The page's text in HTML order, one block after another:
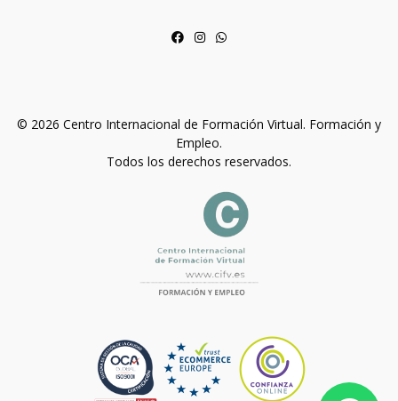
© 2026 Centro Internacional de Formación Virtual. Formación y
Empleo.
Todos los derechos reservados.